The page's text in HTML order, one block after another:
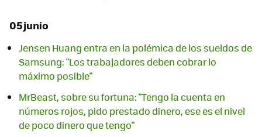
05 junio
Jensen Huang entra en la polémica de los sueldos de
Samsung: "Los trabajadores deben cobrar lo
máximo posible"
MrBeast, sobre su fortuna: "Tengo la cuenta en
números rojos, pido prestado dinero, ese es el nivel
de poco dinero que tengo"